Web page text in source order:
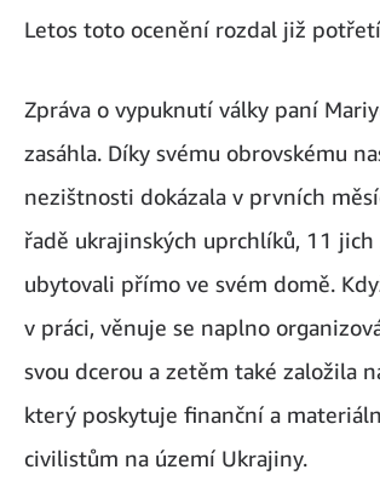
Letos toto ocenění rozdal již
Zpráva o vypuknutí války paní
zasáhla. Díky svému obrovskému
nezištnosti dokázala v prvních
řadě ukrajinských uprchlíků, 11 jich
ubytovali přímo ve svém domě.
v práci, věnuje se naplno
svou dcerou a zetěm také založila
který poskytuje finanční a
civilistům na území Ukrajiny.